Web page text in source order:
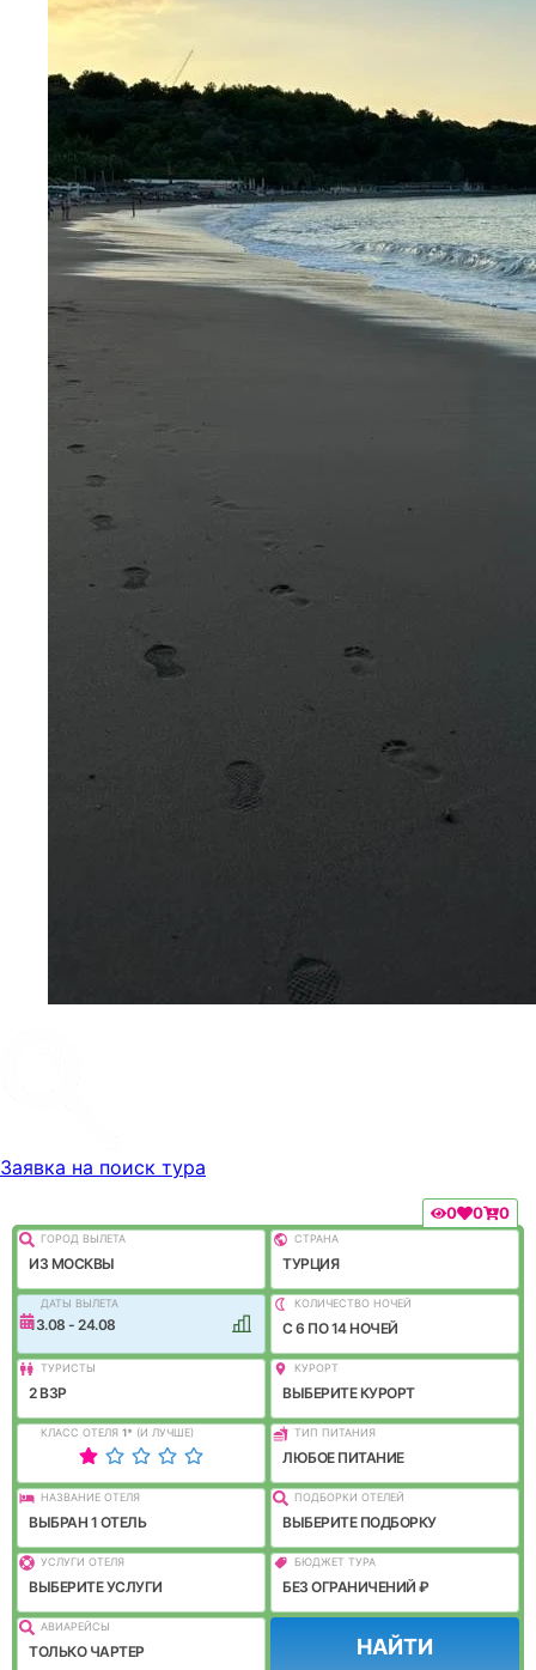
Заявка на поиск тура
0 0 0
ГОРОД ВЫЛEТА
ИЗ МОСКВЫ
СТРАНА
ТУРЦИЯ
ДАТЫ ВЫЛЕТА
13.08 - 24.08
КОЛИЧЕСТВО НОЧЕЙ
C 6 ПО 14 НОЧЕЙ
ТУРИСТЫ
2 ВЗР
КУРОРТ
ВЫБЕРИТЕ КУРОРТ
КЛАСС ОТЕЛЯ 1* (И ЛУЧШЕ) ТИП ПИТАНИЯ
ЛЮБОЕ ПИТАНИЕ
НАЗВАНИЕ ОТЕЛЯ
ВЫБРАН 1 ОТЕЛЬ
ПОДБОРКИ ОТЕЛЕЙ
ВЫБЕРИТЕ ПОДБОРКУ
УСЛУГИ ОТЕЛЯ
ВЫБЕРИТЕ УСЛУГИ
БЮДЖЕТ ТУРА
БЕЗ ОГРАНИЧЕНИЙ ₽
АВИАРЕЙСЫ
ТОЛЬКО ЧАРТЕР НАЙТИ